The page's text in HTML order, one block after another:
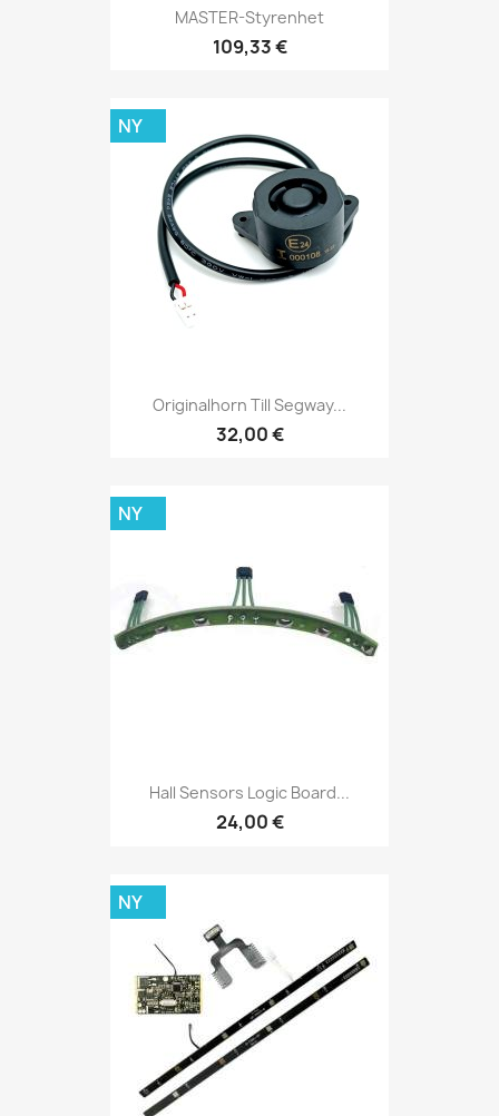
MASTER-Styrenhet
109,33 €
Originalhorn Till Segway...
32,00 €
NY
Hall Sensors Logic Board...
24,00 €
NY
NY